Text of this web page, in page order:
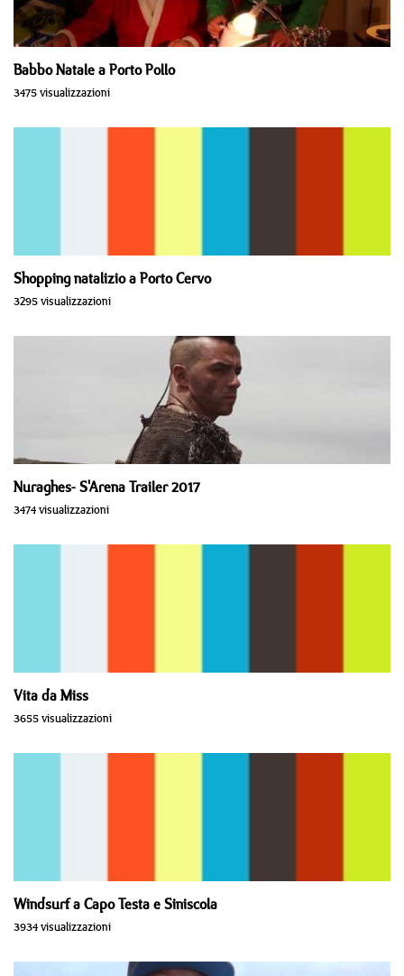
Babbo Natale a Porto Pollo
3475 visualizzazioni
Shopping natalizio a Porto Cervo
3295 visualizzazioni
Nuraghes- S'Arena Trailer 2017
3474 visualizzazioni
Vita da Miss
3655 visualizzazioni
Windsurf a Capo Testa e Siniscola
3934 visualizzazioni